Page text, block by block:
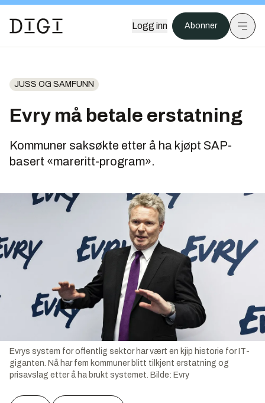
Logg inn Abonner
JUSS OG SAMFUNN
Evry må betale erstatning
Kommuner saksøkte etter å ha kjøpt SAP-
basert «mareritt-program».
Evrys system for offentlig sektor har vært en kjip historie for IT-
giganten. Nå har fem kommuner blitt tilkjent erstatning og
prisavslag etter å ha brukt systemet. Bilde: Evry